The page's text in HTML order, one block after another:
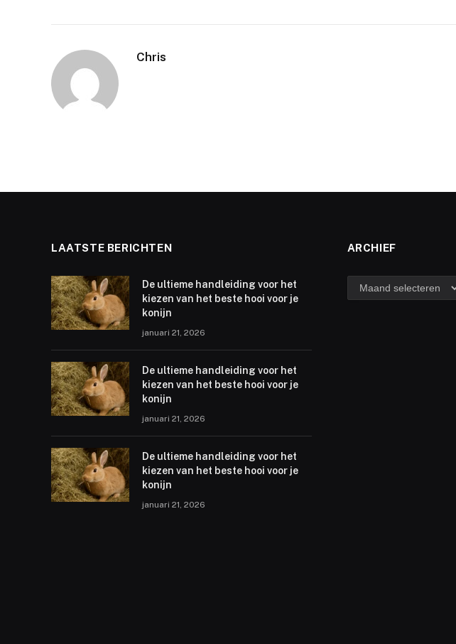
Chris
LAATSTE BERICHTEN
De ultieme handleiding voor het
kiezen van het beste hooi voor je
konijn
januari 21, 2026
De ultieme handleiding voor het
kiezen van het beste hooi voor je
konijn
januari 21, 2026
De ultieme handleiding voor het
kiezen van het beste hooi voor je
konijn
januari 21, 2026
ARCHIEF
archief